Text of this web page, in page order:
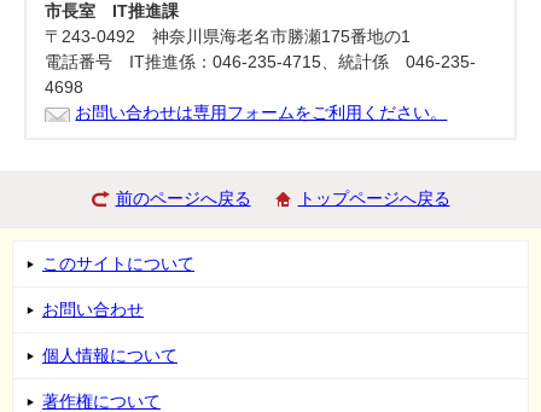
市長室 IT推進課
〒243-0492 神奈川県海老名市勝瀬175番地の1
電話番号 IT推進係：046-235-4715、統計係 046-235-
4698
お問い合わせは専用フォームをご利用ください。
前のページへ戻る トップページへ戻る
このサイトについて
お問い合わせ
個人情報について
著作権について